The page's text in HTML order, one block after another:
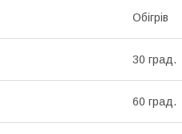
Обігрів
30 град.
60 град.